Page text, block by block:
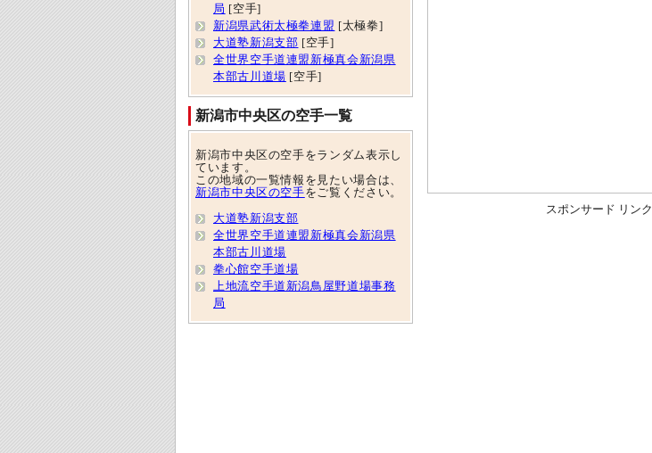
スポンサード リンク
局 [空手]
新潟県武術太極拳連盟 [太極拳]
大道塾新潟支部 [空手]
全世界空手道連盟新極真会新潟県
本部古川道場 [空手]
新潟市中央区の空手一覧
新潟市中央区の空手をランダム表示し
ています。
この地域の一覧情報を見たい場合は、
新潟市中央区の空手をご覧ください。
大道塾新潟支部
全世界空手道連盟新極真会新潟県
本部古川道場
拳心館空手道場
上地流空手道新潟鳥屋野道場事務
局